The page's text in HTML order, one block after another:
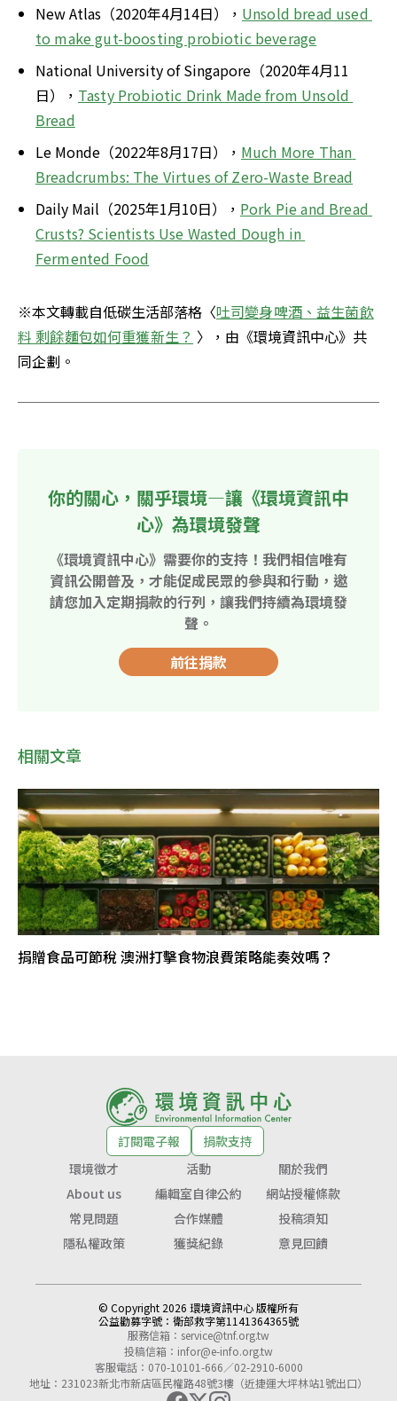
New Atlas（2020年4月14日）， Unsold bread used
to make gut-boosting probiotic beverage
National University of Singapore（2020年4月11
日）， Tasty Probiotic Drink Made from Unsold
Bread
Le Monde（2022年8月17日）， Much More Than
Breadcrumbs: The Virtues of Zero-Waste Bread
Daily Mail（2025年1月10日）， Pork Pie and Bread
Crusts? Scientists Use Wasted Dough in
Fermented Food
※本文轉載自低碳生活部落格〈吐司變身啤酒、益生菌飲
料 剩餘麵包如何重獲新生？ 〉，由《環境資訊中心》共
同企劃。
你的關心，關乎環境—讓《環境資訊中
心》為環境發聲
《環境資訊中心》需要你的支持！我們相信唯有
資訊公開普及，才能促成民眾的參與和行動，邀
請您加入定期捐款的行列，讓我們持續為環境發
聲。
前往捐款
相關文章
捐贈食品可節稅 澳洲打擊食物浪費策略能奏效嗎？
訂閱電子報
捐款支持
環境徵才
活動
關於我們
About us
編輯室自律公約
網站授權條款
常見問題
合作媒體
投稿須知
隱私權政策
獲獎紀錄 意見回饋
© Copyright 2026 環境資訊中心 版權所有
公益勸募字號： 衛部救字第1141364365號
服務信箱： service@tnf.org.tw
投稿信箱： infor@e-info.org.tw
客服電話：070-10101-666／02-2910-6000
地址：231023新北市新店區民權路48號3樓（近捷運大坪林站1號出口）